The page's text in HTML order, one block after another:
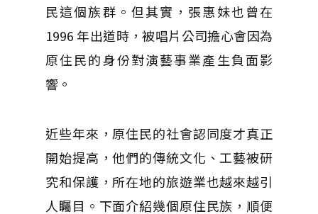
民這個族群。但其實，張惠妹也曾在
1996 年出道時，被唱片公司擔心會因為
原住民的身份對演藝事業產生負面影
響。
近些年來，原住民的社會認同度才真正
開始提高，他們的傳統文化、工藝被研
究和保護，所在地的旅遊業也越來越引
人矚目。下面介紹幾個原住民族，順便